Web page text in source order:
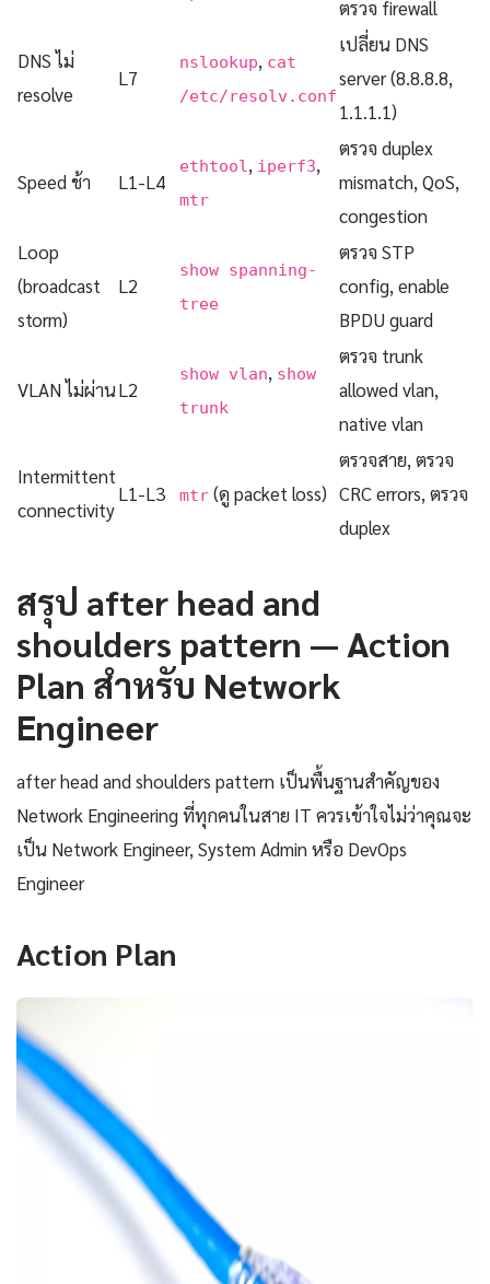
ตรวจ firewall
DNS ไม่
resolve
L7
nslookup, cat
/etc/resolv.conf
เปลี่ยน DNS
server (8.8.8.8,
1.1.1.1)
Speed ช้า L1-L4
ethtool , iperf3,
mtr
ตรวจ duplex
mismatch, QoS,
congestion
Loop
(broadcast
storm)
L2
show spanning-
tree
ตรวจ STP
config, enable
BPDU guard
VLAN ไม่ผ่านL2
show vlan, show
trunk
ตรวจ trunk
allowed vlan,
native vlan
Intermittent
connectivity
L1-L3 mtr (ดู packet loss)
ตรวจสาย, ตรวจ
CRC errors, ตรวจ
duplex
สรุป after head and
shoulders pattern — Action
Plan สำหรับ Network
Engineer
after head and shoulders pattern เป็นพื้นฐานสำคัญของ
Network Engineering ที่ทุกคนในสาย IT ควรเข้าใจไม่ว่าคุณจะ
เป็น Network Engineer, System Admin หรือ DevOps
Engineer
Action Plan